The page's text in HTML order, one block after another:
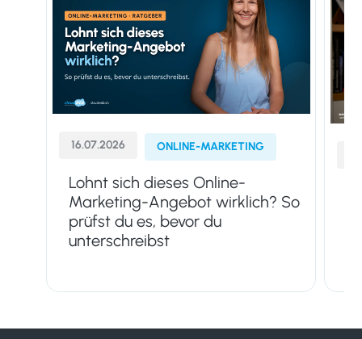
16.07.2026 ONLINE-MARKETING
Lohnt sich dieses Online-
Marketing-Angebot wirklich? So
prüfst du es, bevor du
unterschreibst